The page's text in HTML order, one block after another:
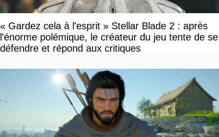
« Gardez cela à l'esprit » Stellar Blade 2 : après
l'énorme polémique, le créateur du jeu tente de se
défendre et répond aux critiques